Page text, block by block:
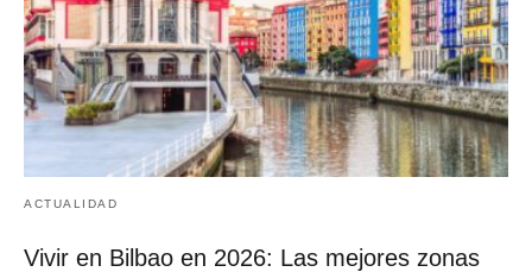
ACTUALIDAD
Vivir en Bilbao en 2026: Las mejores zonas